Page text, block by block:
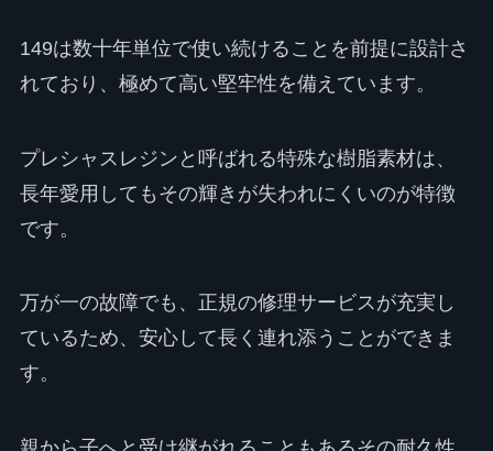
149は数十年単位で使い続けることを前提に設計さ
れており、極めて高い堅牢性を備えています。
プレシャスレジンと呼ばれる特殊な樹脂素材は、
長年愛用してもその輝きが失われにくいのが特徴
です。
万が一の故障でも、正規の修理サービスが充実し
ているため、安心して長く連れ添うことができま
す。